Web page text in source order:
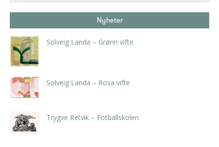
Nyheter
Solveig Landa – Grønn vifte
Solveig Landa – Rosa vifte
Trygve Retvik – Fotballskolen